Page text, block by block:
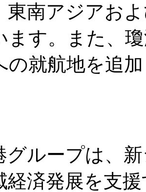
東南アジアお
ます。また、
の就航地を追
グループは、
経済発展を支